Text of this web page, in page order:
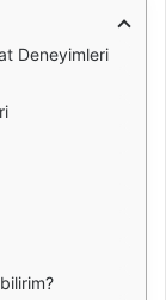
Deneyimleri